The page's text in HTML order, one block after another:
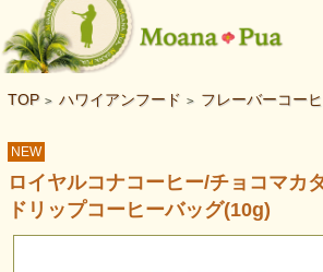
TOP > ハワイアンフード > フレーバーコー
NEW
ロイヤルコナコーヒー/チョコマカ
ドリップコーヒーバッグ(10g)